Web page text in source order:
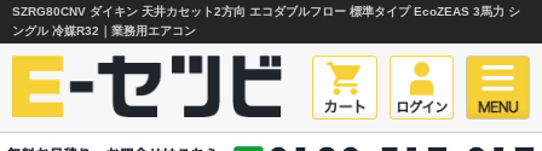
SZRG80CNV ダイキン 天井カセット2方向 エコダブルフロー 標準タイプ EcoZEAS 3馬力 シ
ングル 冷媒R32｜業務用エアコン